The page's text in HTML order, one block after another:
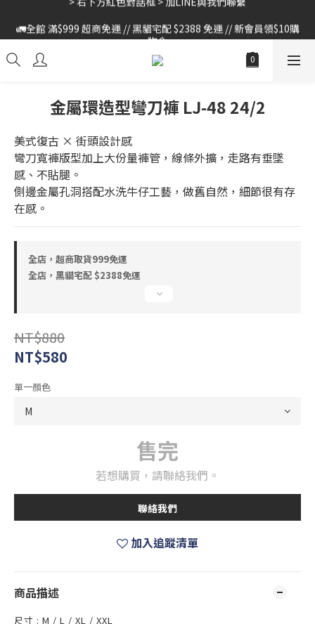
物金
🚛全館 滿$999 超商免運 // 黑貓宅配 $2388 免運 // 新會員領$10購
物金
金屬環造型彎刀褲 LJ-48 24/2
美式復古 × 街頭設計感
彎刀寬褲版型加上大份量褲管，線條外擴，走路有垂墜
感、不貼腿。
側邊金屬孔洞搭配水洗牛仔工藝，做舊自然，細節很有存
在感。
全店，超商取貨999免運
全店，黑貓宅配 $2388免運
NT$880
NT$580
單一顏色
售完
若想購買，請聯絡我們。
聯絡我們
加入追蹤清單
商品描述
尺寸 : M / L / XL / XXL